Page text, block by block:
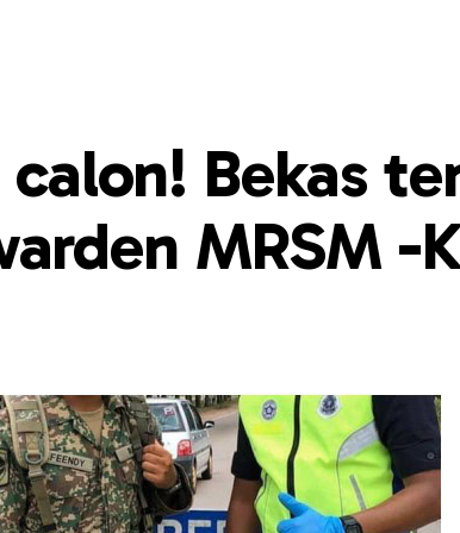
Bekas
MRSM -